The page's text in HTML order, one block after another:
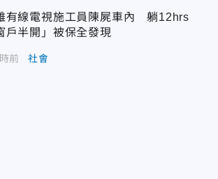
有線電視施工員陳屍車內 躺12hrs
戶半開」被保全發現
前 社會